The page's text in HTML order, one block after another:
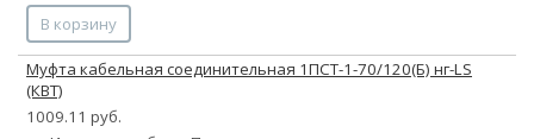
В корзину
Муфта кабельная соединительная 1ПСТ-1-70/120(Б) нг-LS
(КВТ)
1009.11 руб.